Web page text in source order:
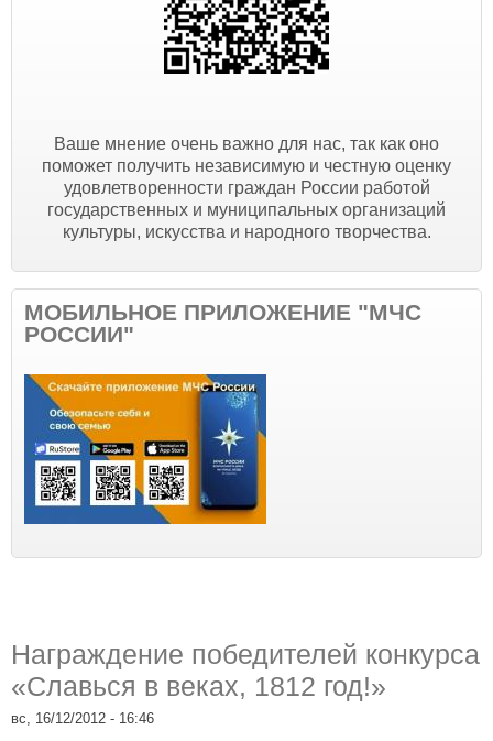
Ваше мнение очень важно для нас, так как оно
поможет получить независимую и честную оценку
удовлетворенности граждан России работой
государственных и муниципальных организаций
культуры, искусства и народного творчества.
МОБИЛЬНОЕ ПРИЛОЖЕНИЕ "МЧС
РОССИИ"
Награждение победителей конкурса
«Славься в веках, 1812 год!»
вс, 16/12/2012 - 16:46